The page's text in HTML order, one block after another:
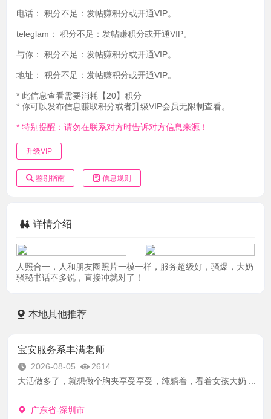
电话： 积分不足：发帖赚积分或开通VIP。
teleglam： 积分不足：发帖赚积分或开通VIP。
与你： 积分不足：发帖赚积分或开通VIP。
地址： 积分不足：发帖赚积分或开通VIP。
* 此信息查看需要消耗【20】积分
* 你可以发布信息赚取积分或者升级VIP会员无限制查看。
* 特别提醒：请勿在联系对方时告诉对方信息来源！
升级VIP
鉴别指南 信息规则
详情介绍
人照合一，人和朋友圈照片一模一样，服务超级好，骚爆，大奶
骚秘书话不多说，直接冲就对了！
本地其他推荐
宝安服务系丰满老师
2026-08-05
2614
大活做多了，就想做个胸夹享受享受，纯躺着，看着女孩大奶 ...
广东省-深圳市